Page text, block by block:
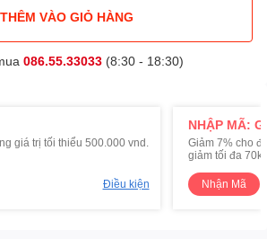
THÊM VÀO GIỎ HÀNG
086.55.33033(8:30 - 18:30)
giá trị tối thiểu 500.000 vnd.
Điều kiện
NHẬP MÃ:
Giảm 7% cho
giảm tối đa 70k
Nhận Mã